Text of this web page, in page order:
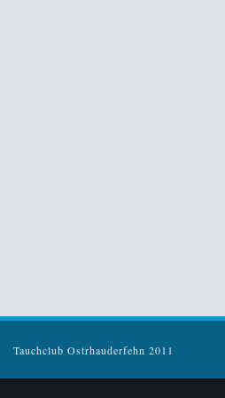
Tauchclub Ostrhauderfehn 2011